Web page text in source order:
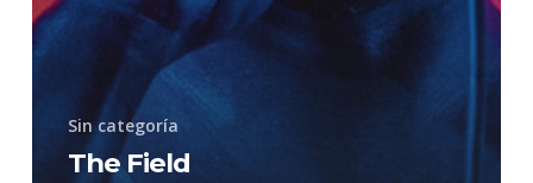
Sin categoría
The Field